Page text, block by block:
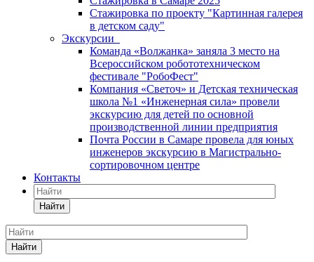
Стажировка по проекту "Картинная галерея
в детском саду"
Экскурсии
Команда «Волжанка» заняла 3 место на
Всероссийском робототехническом
фестивале "РобоФест"
Компания «Светоч» и Детская техническая
школа №1 «Инженерная сила» провели
экскурсию для детей по основной
производственной линии предприятия
Почта России в Самаре провела для юных
инженеров экскурсию в Магистрально-
сортировочном центре
Контакты
Найти
Найти